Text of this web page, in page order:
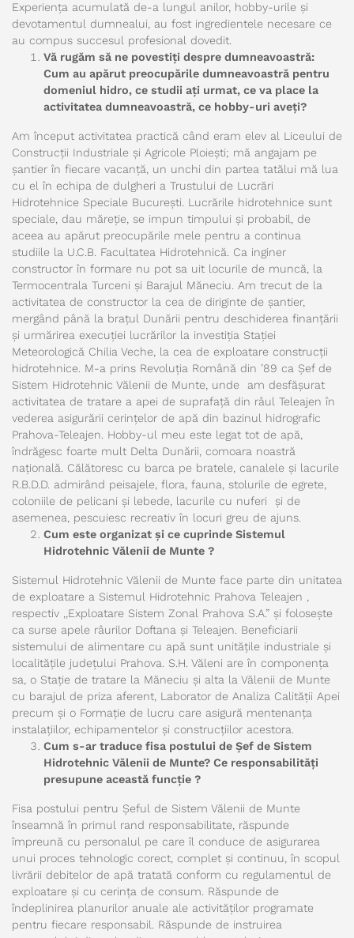
Experiența acumulată de-a lungul anilor, hobby-urile și
devotamentul dumnealui, au fost ingredientele necesare ce
au compus succesul profesional dovedit.
Vă rugăm să ne povestiți despre dumneavoastră:
Cum au apărut preocupările dumneavoastră pentru
domeniul hidro, ce studii ați urmat, ce va place la
activitatea dumneavoastră, ce hobby-uri aveți?
Am început activitatea practică când eram elev al Liceului de
Construcții Industriale și Agricole Ploiești; mă angajam pe
șantier în fiecare vacanță, un unchi din partea tatălui mă lua
cu el în echipa de dulgheri a Trustului de Lucrări
Hidrotehnice Speciale București. Lucrările hidrotehnice sunt
speciale, dau măreție, se impun timpului și probabil, de
aceea au apărut preocupările mele pentru a continua
studiile la U.C.B. Facultatea Hidrotehnică. Ca inginer
constructor în formare nu pot sa uit locurile de muncă, la
Termocentrala Turceni și Barajul Măneciu. Am trecut de la
activitatea de constructor la cea de diriginte de șantier,
mergând până la brațul Dunării pentru deschiderea finanțării
și urmărirea execuției lucrărilor la investiția Stației
Meteorologică Chilia Veche, la cea de exploatare construcții
hidrotehnice. M-a prins Revoluția Română din ’89 ca Șef de
Sistem Hidrotehnic Vălenii de Munte, unde am desfășurat
activitatea de tratare a apei de suprafață din râul Teleajen în
vederea asigurării cerințelor de apă din bazinul hidrografic
Prahova-Teleajen. Hobby-ul meu este legat tot de apă,
îndrăgesc foarte mult Delta Dunării, comoara noastră
națională. Călătoresc cu barca pe bratele, canalele și lacurile
R.B.D.D. admirând peisajele, flora, fauna, stolurile de egrete,
coloniile de pelicani și lebede, lacurile cu nuferi și de
asemenea, pescuiesc recreativ în locuri greu de ajuns.
Cum este organizat și ce cuprinde Sistemul
Hidrotehnic Vălenii de Munte ?
Sistemul Hidrotehnic Vălenii de Munte face parte din unitatea
de exploatare a Sistemul Hidrotehnic Prahova Teleajen ,
respectiv ,,Exploatare Sistem Zonal Prahova S.A.” și folosește
ca surse apele râurilor Doftana și Teleajen. Beneficiarii
sistemului de alimentare cu apă sunt unitățile industriale și
localitățile județului Prahova. S.H. Văleni are în componența
sa, o Stație de tratare la Măneciu și alta la Vălenii de Munte
cu barajul de priza aferent, Laborator de Analiza Calității Apei
precum și o Formație de lucru care asigură mentenanța
instalațiilor, echipamentelor și construcțiilor acestora.
Cum s-ar traduce fisa postului de Șef de Sistem
Hidrotehnic Vălenii de Munte? Ce responsabilități
presupune această funcție ?
Fisa postului pentru Șeful de Sistem Vălenii de Munte
înseamnă în primul rand responsabilitate, răspunde
împreună cu personalul pe care îl conduce de asigurarea
unui proces tehnologic corect, complet și continuu, în scopul
livrării debitelor de apă tratată conform cu regulamentul de
exploatare și cu cerința de consum. Răspunde de
îndeplinirea planurilor anuale ale activităților programate
pentru fiecare responsabil. Răspunde de instruirea